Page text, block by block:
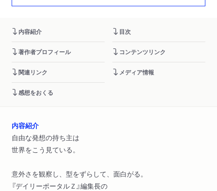
内容紹介 目次
著作者プロフィール コンテンツリンク
関連リンク メディア情報
感想をおくる
内容紹介
自由な発想の持ち主は
世界をこう見ている。
意外さを観察し、型をずらして、面白がる。
『デイリーポータルＺ』編集長の